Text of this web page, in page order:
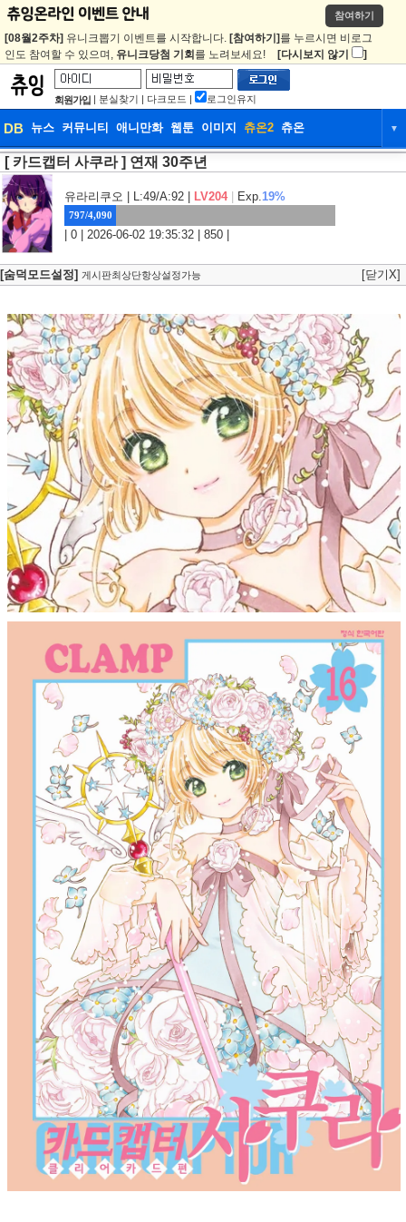
참여하기
[08월2주차] 유니크뽑기 이벤트를 시작합니다. [참여하기] 를 누르시면 비로그
인도 참여할 수 있으며, 유니크당첨 기회 를 노려보세요! [다시보지 않기 ]
회원가입 | 분실찾기 | 다크모드 | 로그인유지
DB 뉴스 커뮤니티 애니만화 웹툰 이미지 츄온2 츄온 ▼
DB 뉴스
웹툰 이미지 츄온2
[ 카드캡터 사쿠라 ] 연재 30주년
유라리쿠오 | L:49/A:92 | LV204 Exp.19%
797/4,090
| 0 | 2026-06-02 19:35:32 | 850 |
[숨덕모드설정] 게시판최상단항상설정가능 [닫기X]